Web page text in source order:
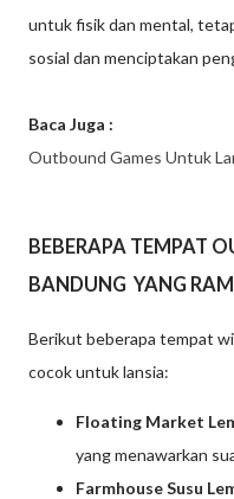
untuk fisik dan mental,
sosial dan menciptakan
Baca Juga :
Outbound Games Untuk
BEBERAPA TEMPAT
BANDUNG YANG
Berikut beberapa tempat
cocok untuk lansia:
Floating Market
yang menawarkan
Farmhouse Susu